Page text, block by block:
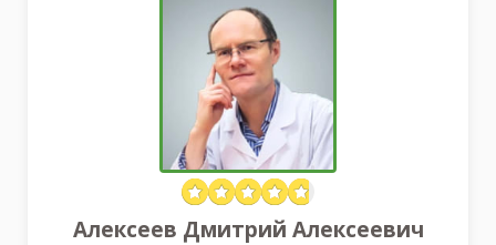
Алексеев Дмитрий Алексеевич